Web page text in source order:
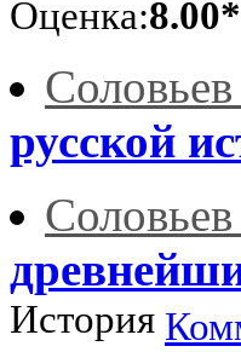
Оценка:
русской
История